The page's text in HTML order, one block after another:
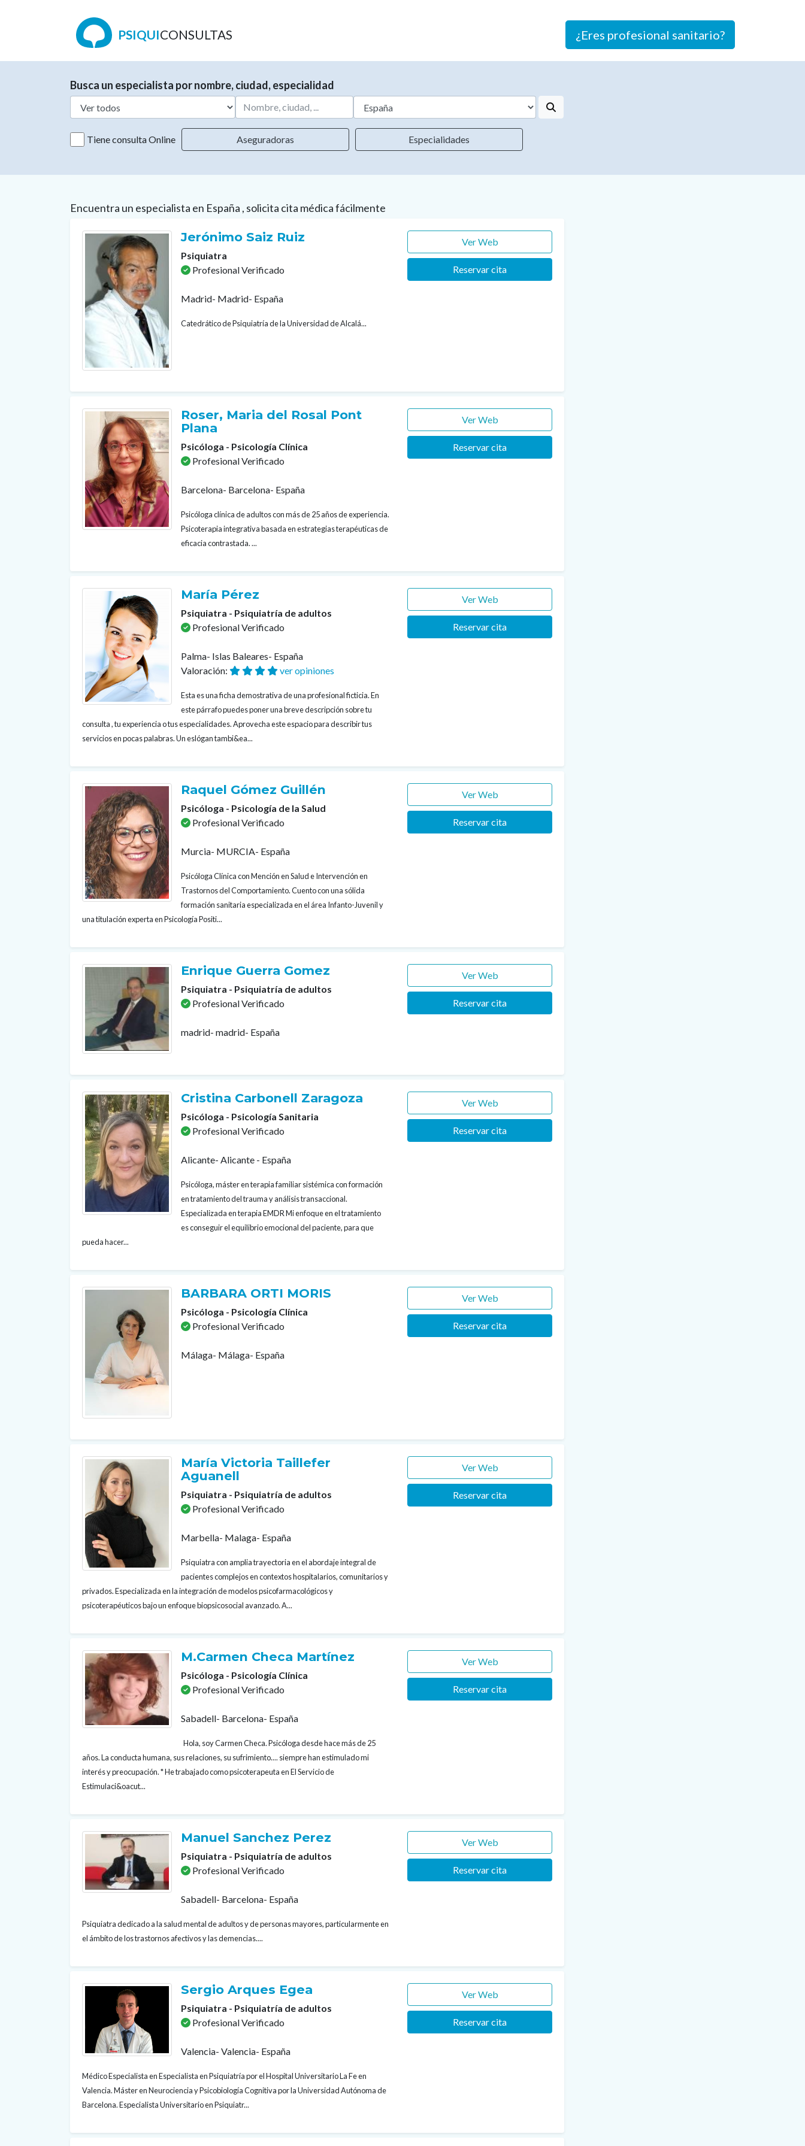
PSIQUICONSULTAS ¿Eres profesional sanitario?
Busca un especialista por nombre, ciudad, especialidad
Tiene consulta Online Aseguradoras Especialidades
Encuentra un especialista en España , solicita cita médica fácilmente
Jerónimo Saiz Ruiz
Psiquiatra
Profesional Verificado
Madrid- Madrid- España
Catedrático de Psiquiatría de la Universidad de Alcalá...
Ver Web
Reservar cita
Roser, Maria del Rosal Pont
Plana
Psicóloga - Psicología Clínica
Profesional Verificado
Barcelona- Barcelona- España
Psicóloga clínica de adultos con más de 25 años de experiencia.
Psicoterapia integrativa basada en estrategias terapéuticas de
eficacia contrastada. ...
Ver Web
Reservar cita
María Pérez
Psiquiatra - Psiquiatría de adultos
Profesional Verificado
Palma- Islas Baleares- España
Valoración:
ver opiniones
Esta es una ficha demostrativa de una profesional ficticia. En
este párrafo puedes poner una breve descripción sobre tu
consulta , tu experiencia o tus especialidades. Aprovecha este espacio para describir tus
servicios en pocas palabras. Un eslógan tambi&ea...
Ver Web
Reservar cita
Raquel Gómez Guillén
Psicóloga - Psicología de la Salud
Profesional Verificado
Murcia- MURCIA- España
Psicóloga Clínica con Mención en Salud e Intervención en
Trastornos del Comportamiento. Cuento con una sólida
formación sanitaria especializada en el área Infanto-Juvenil y
una titulación experta en Psicología Positi...
Ver Web
Reservar cita
Enrique Guerra Gomez
Psiquiatra - Psiquiatría de adultos
Profesional Verificado
madrid- madrid- España
Ver Web
Reservar cita
Cristina Carbonell Zaragoza
Psicóloga - Psicología Sanitaria
Profesional Verificado
Alicante- Alicante - España
Psicóloga, máster en terapia familiar sistémica con formación
en tratamiento del trauma y análisis transaccional.
Especializada en terapia EMDR Mi enfoque en el tratamiento
es conseguir el equilibrio emocional del paciente, para que
pueda hacer...
Ver Web
Reservar cita
BARBARA ORTI MORIS
Psicóloga - Psicología Clínica
Profesional Verificado
Málaga- Málaga- España
Ver Web
Reservar cita
María Victoria Taillefer
Aguanell
Psiquiatra - Psiquiatría de adultos
Profesional Verificado
Marbella- Malaga- España
Psiquiatra con amplia trayectoria en el abordaje integral de
pacientes complejos en contextos hospitalarios, comunitarios y
privados. Especializada en la integración de modelos psicofarmacológicos y
psicoterapéuticos bajo un enfoque biopsicosocial avanzado. A...
Ver Web
Reservar cita
M.Carmen Checa Martínez
Psicóloga - Psicología Clínica
Profesional Verificado
Sabadell- Barcelona- España
Hola, soy Carmen Checa. Psicóloga desde hace más de 25
años. La conducta humana, sus relaciones, su sufrimiento.... siempre han estimulado mi
interés y preocupación. * He trabajado como psicoterapeuta en El Servicio de
Estimulaci&oacut...
Ver Web
Reservar cita
Manuel Sanchez Perez
Psiquiatra - Psiquiatría de adultos
Profesional Verificado
Sabadell- Barcelona- España
Psiquiatra dedicado a la salud mental de adultos y de personas mayores, particularmente en
el ámbito de los trastornos afectivos y las demencias....
Ver Web
Reservar cita
Sergio Arques Egea
Psiquiatra - Psiquiatría de adultos
Profesional Verificado
Valencia- Valencia- España
Médico Especialista en Especialista en Psiquiatría por el Hospital Universitario La Fe en
Valencia. Máster en Neurociencia y Psicobiología Cognitiva por la Universidad Autónoma de
Barcelona. Especialista Universitario en Psiquiatr...
Ver Web
Reservar cita